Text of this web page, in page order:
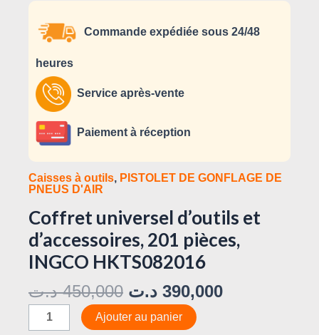
Commande expédiée sous 24/48
heures
Service après-vente
Paiement à réception
Caisses à outils, PISTOLET DE GONFLAGE DE
PNEUS D'AIR
Coffret universel d’outils et
d’accessoires, 201 pièces,
INGCO HKTS082016
450,000 د.ت 390,000 د.ت
Ajouter au panier